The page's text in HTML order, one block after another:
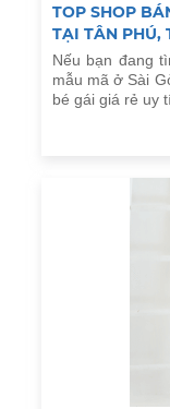
TOP SHOP
TẠI TÂN PHÚ,
Nếu bạn đang
mẫu mã ở Sài
bé gái giá rẻ uy